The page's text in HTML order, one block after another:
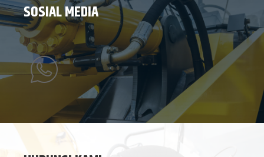
SOSIAL MEDIA